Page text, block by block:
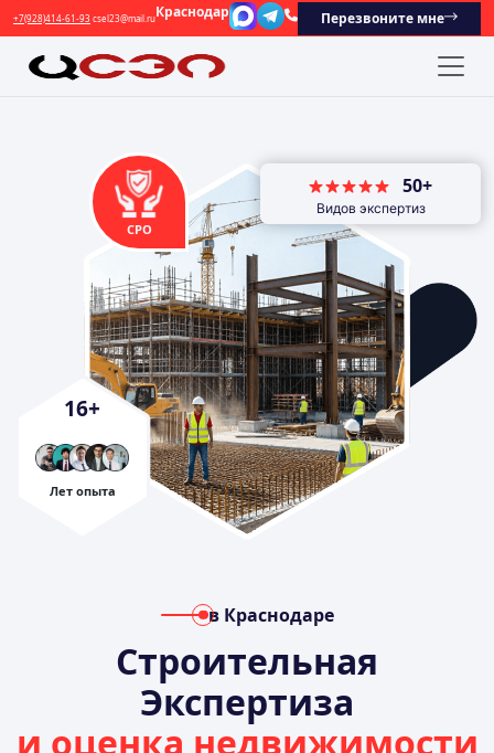
+7(928)414-61-93 csel23@mail.ruКраснодар Перезвоните мне
в Краснодаре
Строительная
Экспертиза
и оценка недвижимости
16+
Лет опыта
СРО
50+
Видов экспертиз